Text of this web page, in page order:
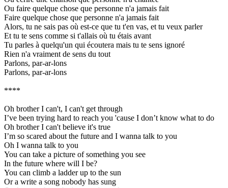
Ou faire quelque chose que personne n'a jamais fait
Faire quelque chose que personne n'a jamais fait
Alors, tu ne sais pas où est-ce que tu t'en vas, et tu veux parler
Et tu te sens comme si t'allais où tu étais avant
Tu parles à quelqu'un qui écoutera mais tu te sens ignoré
Rien n'a vraiment de sens du tout
Parlons, par-ar-lons
Parlons, par-ar-lons
****
Oh brother I can't, I can't get through
I’ve been trying hard to reach you 'cause I don’t know what to do
Oh brother I can't believe it's true
I’m so scared about the future and I wanna talk to you
Oh I wanna talk to you
You can take a picture of something you see
In the future where will I be?
You can climb a ladder up to the sun
Or a write a song nobody has sung